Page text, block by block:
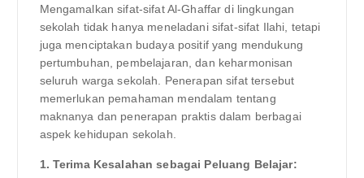
Mengamalkan sifat-sifat Al-Ghaffar di lingkungan
sekolah tidak hanya meneladani sifat-sifat Ilahi, tetapi
juga menciptakan budaya positif yang mendukung
pertumbuhan, pembelajaran, dan keharmonisan
seluruh warga sekolah. Penerapan sifat tersebut
memerlukan pemahaman mendalam tentang
maknanya dan penerapan praktis dalam berbagai
aspek kehidupan sekolah.
1. Terima Kesalahan sebagai Peluang Belajar: